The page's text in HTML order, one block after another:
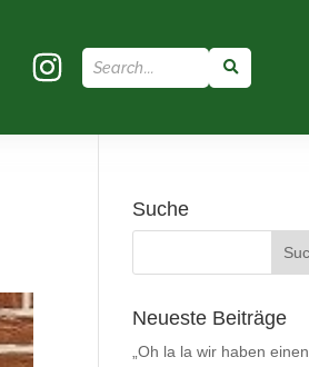
Suche
Neueste Beiträge
„Oh la la wir haben einen